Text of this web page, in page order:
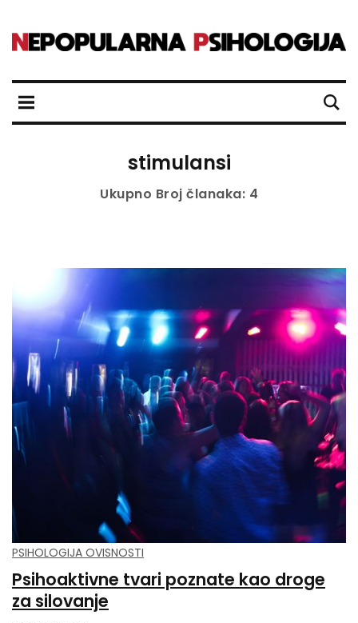
stimulansi
Ukupno Broj članaka: 4
PSIHOLOGIJA OVISNOSTI
Psihoaktivne tvari poznate kao droge
za silovanje